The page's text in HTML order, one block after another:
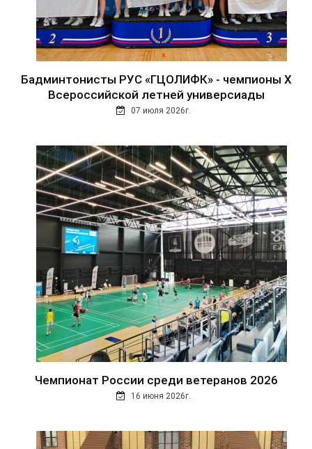
Бадминтонисты РУС «ГЦОЛИФК» - чемпионы Х
Всероссийской летней универсиады
07 июля 2026г.
Чемпионат России среди ветеранов 2026
16 июня 2026г.